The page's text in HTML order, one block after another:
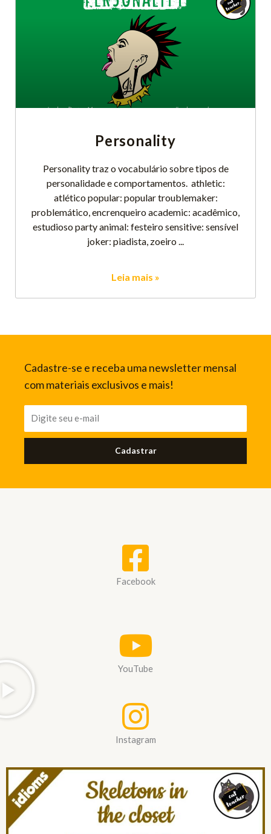
Personality
Personality traz o vocabulário sobre tipos de
personalidade e comportamentos. athletic:
atlético popular: popular troublemaker:
problemático, encrenqueiro academic: acadêmico,
estudioso party animal: festeiro sensitive: sensível
joker: piadista, zoeiro
Leia mais »
Cadastre-se e receba uma newsletter mensal
com materiais exclusivos e mais!
Cadastrar
Facebook
YouTube
Instagram